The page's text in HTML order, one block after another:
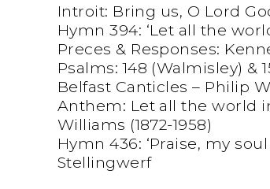
Introit: Bring us, O Lord
Hymn 394: ‘Let all the
Preces & Responses:
Psalms: 148 (Walmisley) &
Belfast Canticles – Philip
Anthem: Let all the world
Williams (1872-1958)
Hymn 436: ‘Praise, my
Stellingwerf